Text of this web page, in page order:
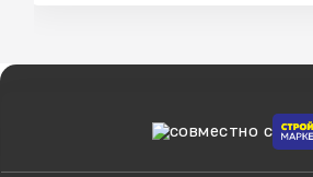
cовместно с